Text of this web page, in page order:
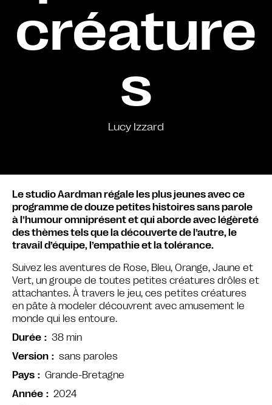
créature
s
Lucy Izzard
Le studio Aardman régale les plus jeunes avec ce
programme de douze petites histoires sans parole
à l’humour omniprésent et qui aborde avec légèreté
des thèmes tels que la découverte de l’autre, le
travail d’équipe, l’empathie et la tolérance.
Suivez les aventures de Rose, Bleu, Orange, Jaune et
Vert, un groupe de toutes petites créatures drôles et
attachantes. À travers le jeu, ces petites créatures
en pâte à modeler découvrent avec amusement le
monde qui les entoure.
Durée
38 min
Version
sans paroles
Pays
Grande-Bretagne
Année
2024